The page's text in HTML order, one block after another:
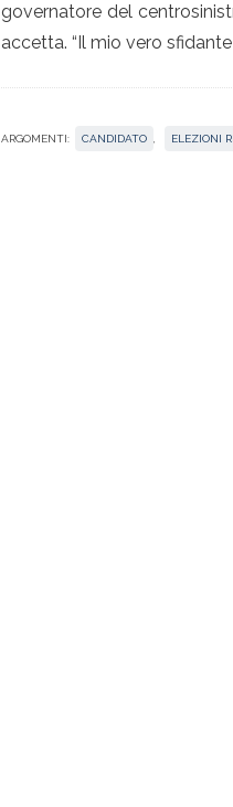
governatore del
accetta. “Il mio vero sfidante
ARGOMENTI: CANDIDATO ELEZIONI